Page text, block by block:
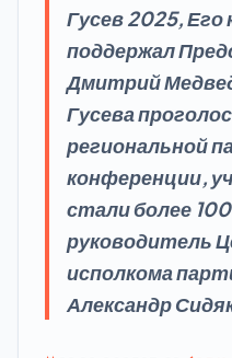
Гусев 2025, Его
поддержал
Дмитрий
Гусева
региональной
конференции,
стали более
руководитель
исполкома
Александр